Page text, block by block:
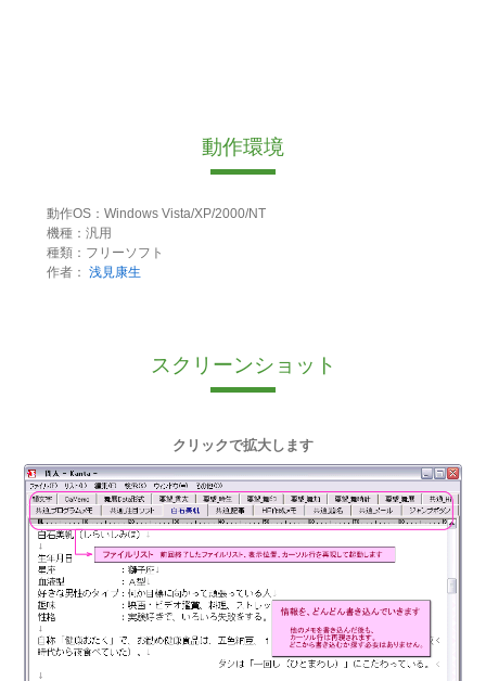
動作環境
動作OS：Windows Vista/XP/2000/NT
機種：汎用
種類：フリーソフト
作者： 浅見康生
スクリーンショット
クリックで拡大します